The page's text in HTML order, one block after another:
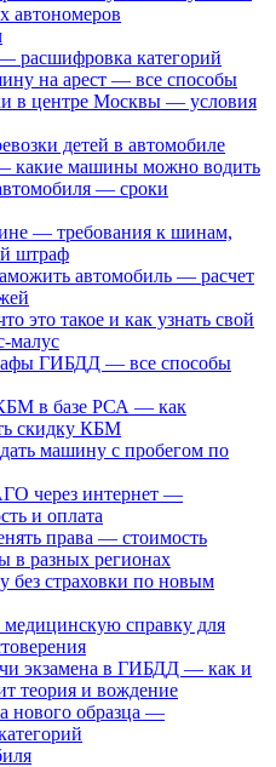
автономеров
расшифровка категорий
на арест — все способы
в центре Москвы — условия
детей в автомобиле
какие машины можно водить
— сроки
— требования к шинам,
штраф
автомобиль — расчет
такое и как узнать свой
малус
ГИБДД — все способы
в базе РСА — как
скидку КБМ
машину с пробегом по
через интернет —
и оплата
права — стоимость
в разных регионах
без страховки по новым
медицинскую справку для
экзамена в ГИБДД — как и
теория и вождение
нового образца —